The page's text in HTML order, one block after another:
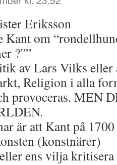
Eriksson
Kant om
?””
av Lars Vilks eller
Religion i alla
provoceras. MEN
är att Kant på
(konstnärer)
ens vilja